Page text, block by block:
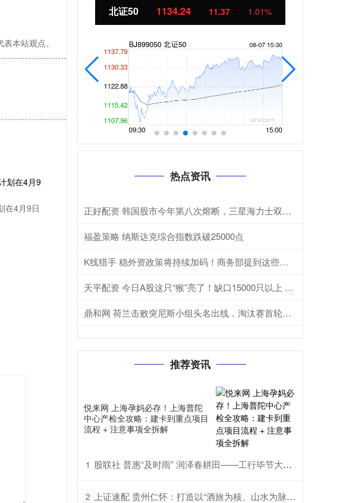
本站观点。
在4月9日
北证50 1134.24 11.37 1.01%
热点资讯
正好配资 韩国股市今年第八次熔断，三星海力士双双暴跌，AI泡沫开始破了？ 根据
福盈策略 纳斯达克综合指数跌破25000点
K线猎手 稳外资政策将持续加码！商务部提到这些发力方向
天平配资 今日A股这只“猴”亮了！缺口15000只以上 预计未来两年“一猴难求”将延续
鼎和网 荷兰击败突尼斯小组头名出线，淘汰赛首轮将迎战摩洛哥
推荐资讯
悦来网 上海孕妈必存！上海普陀
中心产检全攻略：建卡到重点项目
流程 + 注意事项全拆解
1 股联社 普惠“及时雨” 润泽春耕田——工行毕节大方支行助农企解困获赠锦旗
2 上证速配 贵州仁怀：打造以“酒旅为核、山水为脉、红色为魂”的国际山地度假目的地